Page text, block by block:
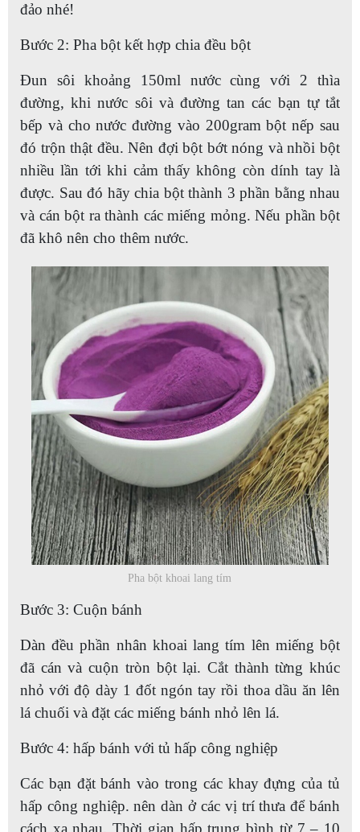
đảo nhé!
Bước 2: Pha bột kết hợp chia đều bột
Đun sôi khoảng 150ml nước cùng với 2 thìa
đường, khi nước sôi và đường tan các bạn tự tắt
bếp và cho nước đường vào 200gram bột nếp sau
đó trộn thật đều. Nên đợi bột bớt nóng và nhồi bột
nhiều lần tới khi cảm thấy không còn dính tay là
được. Sau đó hãy chia bột thành 3 phần bằng nhau
và cán bột ra thành các miếng mỏng. Nếu phần bột
đã khô nên cho thêm nước.
Pha bột khoai lang tím
Bước 3: Cuộn bánh
Dàn đều phần nhân khoai lang tím lên miếng bột
đã cán và cuộn tròn bột lại. Cắt thành từng khúc
nhỏ với độ dày 1 đốt ngón tay rồi thoa dầu ăn lên
lá chuối và đặt các miếng bánh nhỏ lên lá.
Bước 4: hấp bánh với tủ hấp công nghiệp
Các bạn đặt bánh vào trong các khay đựng của tủ
hấp công nghiệp. nên dàn ở các vị trí thưa để bánh
cách xa nhau. Thời gian hấp trung bình từ 7 – 10